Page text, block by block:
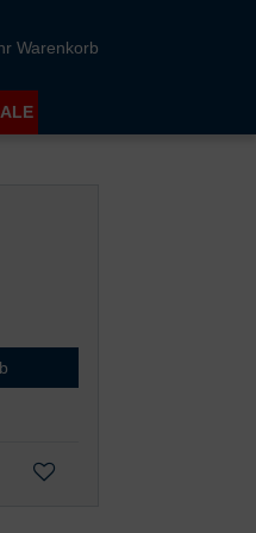
Warenkorb